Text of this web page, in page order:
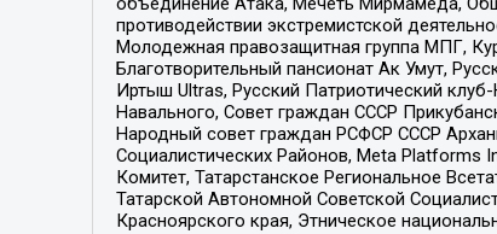
противодействии экстремистской
Молодежная правозащитная группа МПГ,
Благотворительный пансионат Ак Умут,
Иртыш Ultras, Русский Патриотический
Навального, Совет граждан СССР
Народный совет граждан РСФСР СССР
Социалистических Районов, Meta Platforms
Комитет, Татарстанское Региональное
Татарской Автономной Советской
Красноярского края, Этническое